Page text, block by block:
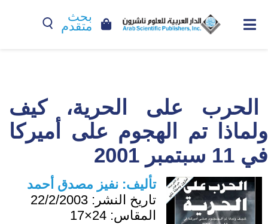
بحث
متقدم
الحرب على الحرية، كيف
ولماذا تم الهجوم على أميركا
في 11 سبتمبر 2001
تأليف: نفيز مصدق أحمد
تاريخ النشر: 22/2/2003
المقاس: 24×17